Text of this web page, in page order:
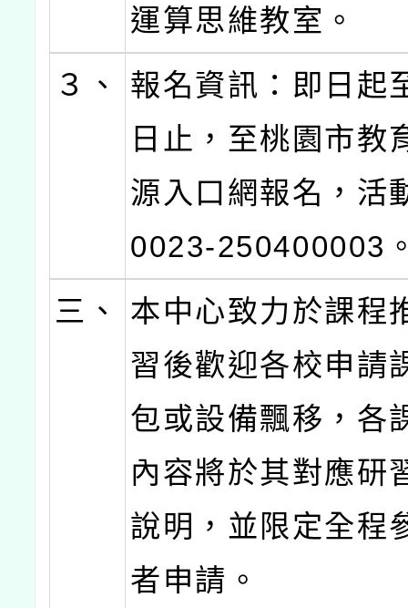
運算思維教室。
３、
報名資訊：即日起
日止，至桃園市教
源入口網報名，活
0023-250400003
三、
本中心致力於課程
習後歡迎各校申請
包或設備飄移，各
內容將於其對應研
說明，並限定全程
者申請。